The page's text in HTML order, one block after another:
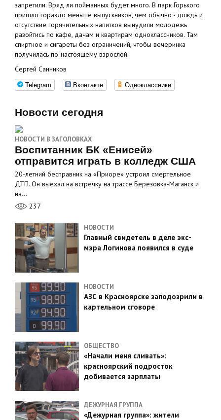
запретили. Вряд ли пойманных будет много. В парк Горького
пришло гораздо меньше выпускников, чем обычно - дождь и
отсутствие горячительных напитков вынудили молодежь
разойтись по кафе, дачам и квартирам одноклассников. Там
спиртное и сигареты без ограничений, чтобы вечеринка
получилась по-настоящему взрослой.
Сергей Санников
Telegram Вконтакте Одноклассники
Новости сегодня
НОВОСТИ В ЗАГОЛОВКАХ
Воспитанник БК «Енисей»
отправится играть в колледж США
20-летний бесправник на «Приоре» устроил смертельное
ДТП. Он выехал на встречку на трассе Березовка-Маганск и
на…
237
НОВОСТИ
Главный свидетель в деле экс-
мэра Логинова появился в суде
НОВОСТИ
АЗС в Красноярске заподозрили в
картельном сговоре
ОБЩЕСТВО
«Начали меня сливать»:
красноярский подросток
добивается зарплаты
ДЕЖУРНАЯ ГРУППА
«Дежурная группа»: жители